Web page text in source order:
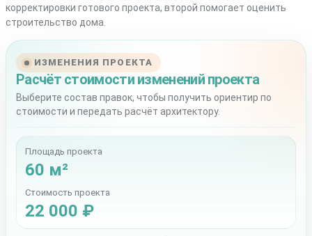
корректировки готового проекта, второй помогает оценить
строительство дома.
ИЗМЕНЕНИЯ ПРОЕКТА
Расчёт стоимости изменений проекта
Выберите состав правок, чтобы получить ориентир по
стоимости и передать расчёт архитектору.
Площадь проекта
60 м²
Стоимость проекта
22 000 ₽